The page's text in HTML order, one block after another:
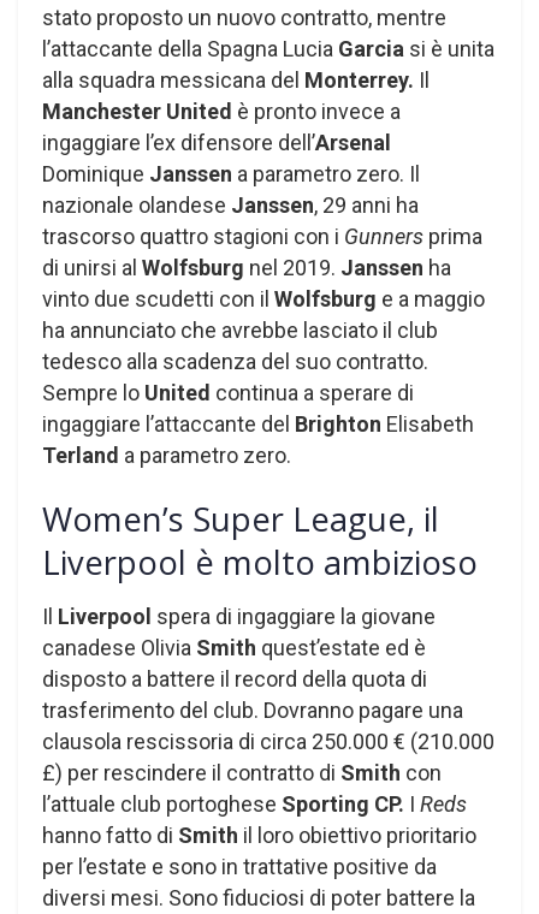
stato proposto un nuovo contratto, mentre
l’attaccante della Spagna Lucia Garcia si è unita
alla squadra messicana del Monterrey. Il
Manchester United è pronto invece a
ingaggiare l’ex difensore dell’Arsenal
Dominique Janssen a parametro zero. Il
nazionale olandese Janssen, 29 anni ha
trascorso quattro stagioni con i Gunners prima
di unirsi al Wolfsburg nel 2019. Janssen ha
vinto due scudetti con il Wolfsburg e a maggio
ha annunciato che avrebbe lasciato il club
tedesco alla scadenza del suo contratto.
Sempre lo United continua a sperare di
ingaggiare l’attaccante del Brighton Elisabeth
Terland a parametro zero.
Women’s Super League, il
Liverpool è molto ambizioso
Il Liverpool spera di ingaggiare la giovane
canadese Olivia Smith quest’estate ed è
disposto a battere il record della quota di
trasferimento del club. Dovranno pagare una
clausola rescissoria di circa 250.000 € (210.000
£) per rescindere il contratto di Smith con
l’attuale club portoghese Sporting CP. I Reds
hanno fatto di Smith il loro obiettivo prioritario
per l’estate e sono in trattative positive da
diversi mesi. Sono fiduciosi di poter battere la